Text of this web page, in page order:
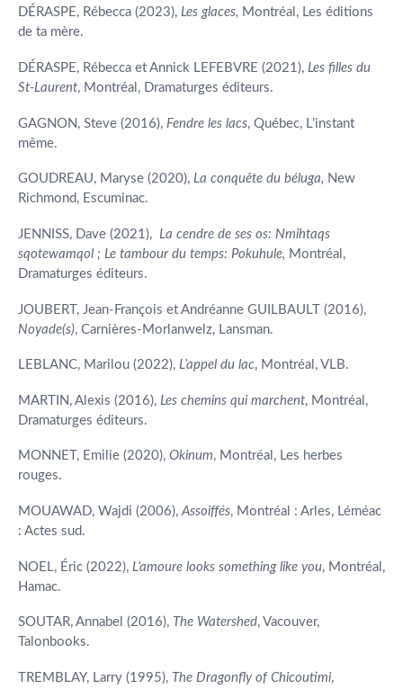
DÉRASPE, Rébecca (2023), Les glaces, Montréal, Les éditions
de ta mère.
DÉRASPE, Rébecca et Annick LEFEBVRE (2021), Les filles du
St-Laurent, Montréal, Dramaturges éditeurs.
GAGNON, Steve (2016), Fendre les lacs, Québec, L’instant
même.
GOUDREAU, Maryse (2020), La conquête du béluga, New
Richmond, Escuminac.
JENNISS, Dave (2021), La cendre de ses os: Nmihtaqs
sqotewamqol ; Le tambour du temps: Pokuhule, Montréal,
Dramaturges éditeurs.
JOUBERT, Jean-François et Andréanne GUILBAULT (2016),
Noyade(s), Carnières-Morlanwelz, Lansman.
LEBLANC, Marilou (2022), L’appel du lac, Montréal, VLB.
MARTIN, Alexis (2016), Les chemins qui marchent, Montréal,
Dramaturges éditeurs.
MONNET, Emilie (2020), Okinum, Montréal, Les herbes
rouges.
MOUAWAD, Wajdi (2006),Assoiffés, Montréal : Arles, Léméac
: Actes sud.
NOEL, Éric (2022), L’amoure looks something like you, Montréal,
Hamac.
SOUTAR, Annabel (2016), The Watershed, Vacouver,
Talonbooks.
TREMBLAY, Larry (1995), The Dragonfly of Chicoutimi,